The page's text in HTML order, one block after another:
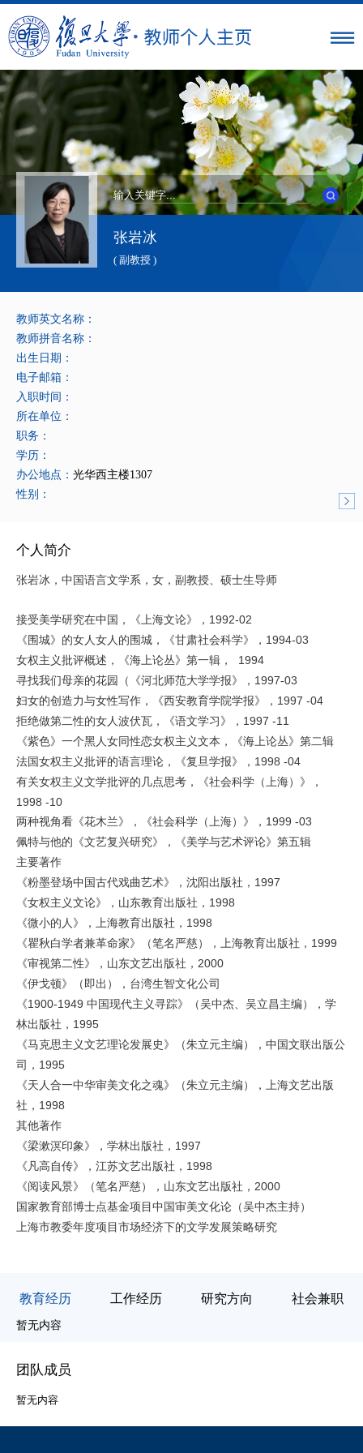
张岩冰
( 副教授 )
教师英文名称：
教师拼音名称：
出生日期：
电子邮箱：
入职时间：
所在单位：
职务：
学历：
办公地点： 光华西主楼1307
性别：
个人简介
张岩冰，中国语言文学系，女，副教授、硕士生导师
接受美学研究在中国，《上海文论》， 1992-02
《围城》的女人女人的围城，《甘肃社会科学》， 1994-03
女权主义批评概述，《海上论丛》第一辑 ， 1994
寻找我们母亲的花园（《河北师范大学学报》， 1997-03
妇女的创造力与女性写作，《西安教育学院学报》， 1997 -04
拒绝做第二性的女人波伏瓦，《语文学习》， 1997 -11
《紫色》一个黑人女同性恋女权主义文本，《海上论丛》第二辑
法国女权主义批评的语言理论，《复旦学报》， 1998 -04
有关女权主义文学批评的几点思考，《社会科学（上海）》，
1998 -10
两种视角看《花木兰》，《社会科学（上海）》， 1999 -03
佩特与他的《文艺复兴研究》，《美学与艺术评论》第五辑
主要著作
《粉墨登场中国古代戏曲艺术》，沈阳出版社， 1997
《女权主义文论》，山东教育出版社， 1998
《微小的人》，上海教育出版社， 1998
《瞿秋白学者兼革命家》（笔名严慈），上海教育出版社， 1999
《审视第二性》，山东文艺出版社， 2000
《伊戈顿》（即出），台湾生智文化公司
《1900-1949 中国现代主义寻踪》（吴中杰、吴立昌主编），学
林出版社， 1995
《马克思主义文艺理论发展史》（朱立元主编），中国文联出版公
司， 1995
《天人合一中华审美文化之魂》（朱立元主编），上海文艺出版
社， 1998
其他著作
《梁漱溟印象》，学林出版社， 1997
《凡高自传》，江苏文艺出版社， 1998
《阅读风景》（笔名严慈），山东文艺出版社， 2000
国家教育部博士点基金项目中国审美文化论（吴中杰主持）
上海市教委年度项目市场经济下的文学发展策略研究
教育经历 工作经历 研究方向 社会兼职
暂无内容
团队成员
暂无内容